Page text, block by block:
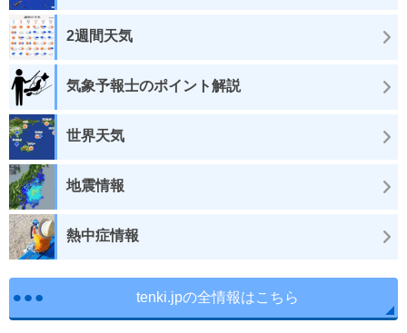
2週間天気
気象予報士のポイント解説
世界天気
地震情報
熱中症情報
tenki.jpの全情報はこちら